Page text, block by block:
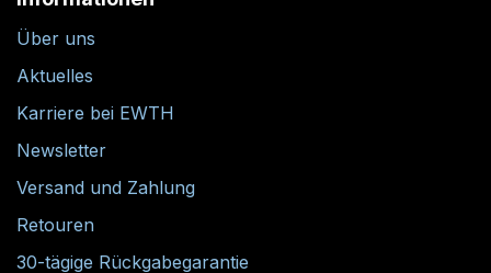
Über uns
Aktuelles
Karriere bei EWTH
Newsletter
Versand und Zahlung
Retouren
30-tägige Rückgabegarantie